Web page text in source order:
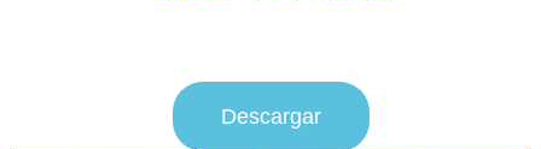
Descargar